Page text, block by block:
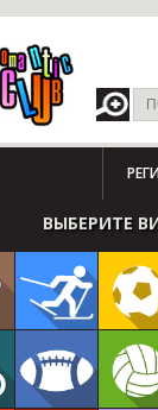
ВЫБЕРИТЕ